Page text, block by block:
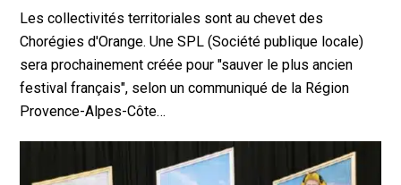
Les collectivités territoriales sont au chevet des
Chorégies d'Orange. Une SPL (Société publique locale)
sera prochainement créée pour "sauver le plus ancien
festival français", selon un communiqué de la Région
Provence-Alpes-Côte…